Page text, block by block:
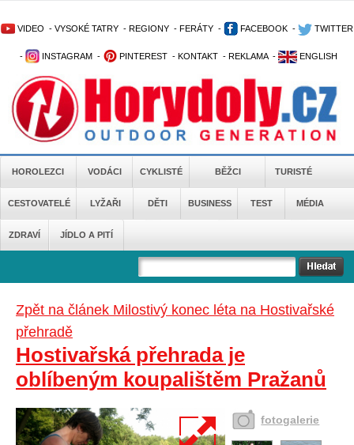
VIDEO - VYSOKÉ TATRY - REGIONY - FERÁTY - FACEBOOK - TWITTER
- INSTAGRAM - PINTEREST - KONTAKT - REKLAMA - ENGLISH
HOROLEZCI VODÁCI CYKLISTÉ BĚŽCI TURISTÉ
CESTOVATELÉ LYŽAŘI DĚTI BUSINESS TEST MÉDIA
ZDRAVÍ JÍDLO A PITÍ
Zpět na článek Milostivý konec léta na Hostivařské
přehradě
Hostivařská přehrada je
oblíbeným koupalištěm Pražanů
fotogalerie